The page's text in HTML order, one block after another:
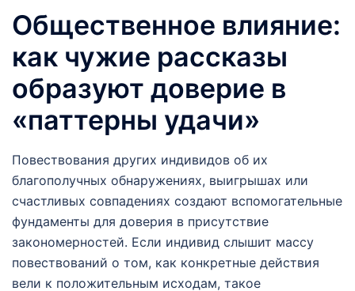
Общественное влияние:
как чужие рассказы
образуют доверие в
«паттерны удачи»
Повествования других индивидов об их
благополучных обнаружениях, выигрышах или
счастливых совпадениях создают вспомогательные
фундаменты для доверия в присутствие
закономерностей. Если индивид слышит массу
повествований о том, как конкретные действия
вели к положительным исходам, такое